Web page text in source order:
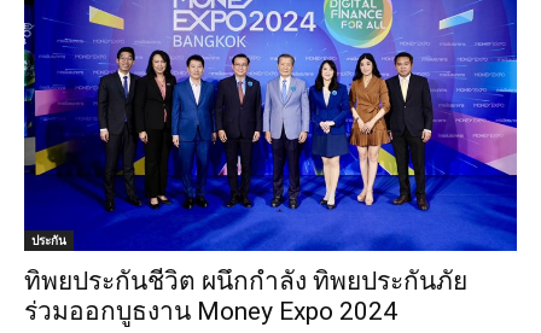
ประกัน
ทิพยประกันชีวิต ผนึกกำลัง ทิพยประกันภัย
ร่วมออกบูธงาน Money Expo 2024